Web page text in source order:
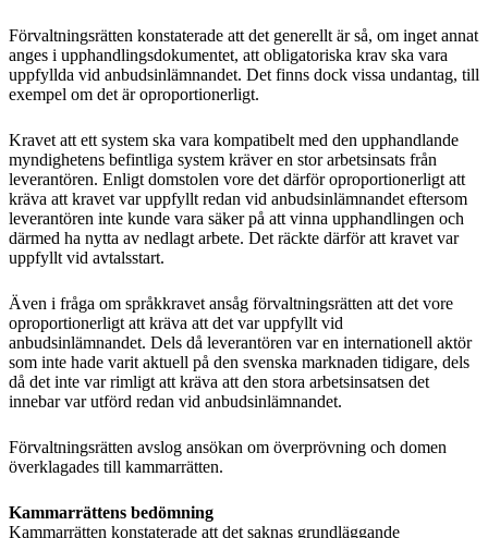
Förvaltningsrätten konstaterade att det generellt är så, om inget annat
anges i upphandlingsdokumentet, att obligatoriska krav ska vara
uppfyllda vid anbudsinlämnandet. Det finns dock vissa undantag, till
exempel om det är oproportionerligt.
Kravet att ett system ska vara kompatibelt med den upphandlande
myndighetens befintliga system kräver en stor arbetsinsats från
leverantören. Enligt domstolen vore det därför oproportionerligt att
kräva att kravet var uppfyllt redan vid anbudsinlämnandet eftersom
leverantören inte kunde vara säker på att vinna upphandlingen och
därmed ha nytta av nedlagt arbete. Det räckte därför att kravet var
uppfyllt vid avtalsstart.
Även i fråga om språkkravet ansåg förvaltningsrätten att det vore
oproportionerligt att kräva att det var uppfyllt vid
anbudsinlämnandet. Dels då leverantören var en internationell aktör
som inte hade varit aktuell på den svenska marknaden tidigare, dels
då det inte var rimligt att kräva att den stora arbetsinsatsen det
innebar var utförd redan vid anbudsinlämnandet.
Förvaltningsrätten avslog ansökan om överprövning och domen
överklagades till kammarrätten.
Kammarrättens bedömning
Kammarrätten konstaterade att det saknas grundläggande